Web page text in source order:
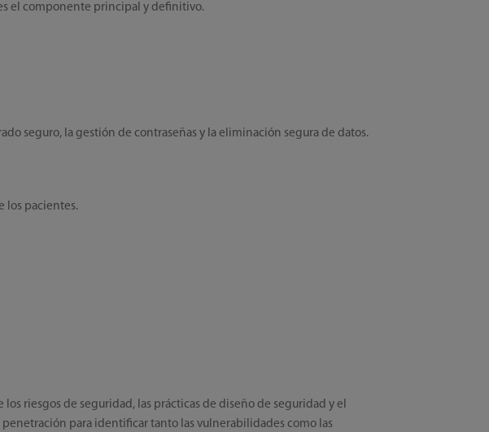
el componente principal y definitivo.
seguro, la gestión de contraseñas y la eliminación segura de datos.
los pacientes.
riesgos de seguridad, las prácticas de diseño de seguridad y el
para identificar tanto las vulnerabilidades como las